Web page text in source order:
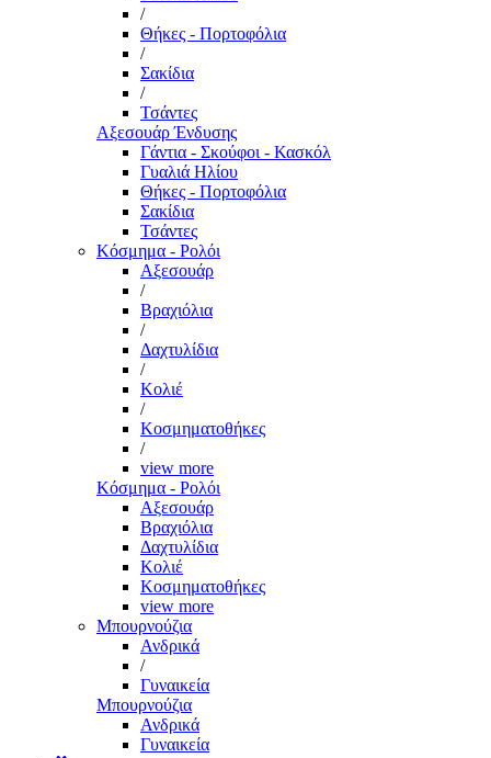
/
Θήκες - Πορτοφόλια
/
Σακίδια
/
Τσάντες
Αξεσουάρ Ένδυσης
Γάντια - Σκούφοι - Κασκόλ
Γυαλιά Ηλίου
Θήκες - Πορτοφόλια
Σακίδια
Τσάντες
Κόσμημα - Ρολόι
Αξεσουάρ
/
Βραχιόλια
/
Δαχτυλίδια
/
Κολιέ
/
Κοσμηματοθήκες
/
view more
Κόσμημα - Ρολόι
Αξεσουάρ
Βραχιόλια
Δαχτυλίδια
Κολιέ
Κοσμηματοθήκες
view more
Μπουρνούζια
Ανδρικά
/
Γυναικεία
Μπουρνούζια
Ανδρικά
Γυναικεία